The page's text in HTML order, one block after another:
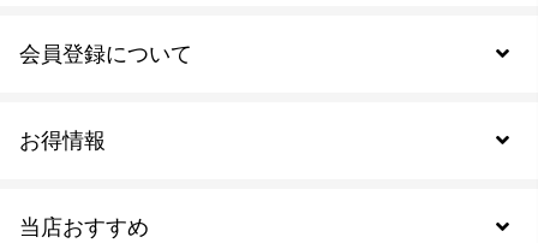
当店おすすめ
お得情報
会員登録について
会員規約について